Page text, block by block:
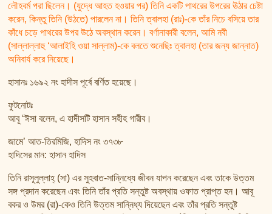
লৌহবর্ম পরা ছিলেন। (যুদ্ধে আহত হওয়ার পর) তিনি একটি পাথরের উপরের ঊঠার চেষ্টা
করেন, কিন্তু তিনি (উঠতে) পারলেন না। তিনি ত্বালহা (রাঃ)-কে তাঁর নিচে বসিয়ে তার
কাঁধে চড়ে পাথরের উপর উঠে অবস্থান করেন। বর্ণানাকারী বলেন, আমি নবী
(সাল্লাল্লাহু ‘আলাইহি ওয়া সাল্লাম)-কে বলতে শুনেছিঃ ত্বালহা (তার জন্য জান্নাত)
অনিবার্য করে নিয়েছে।
হাসানঃ ১৬৯২ নং হাদীস পূর্বে বর্ণিত হয়েছে।
ফুটনোটঃ
আবূ ‘ঈসা বলেন, এ হাদীসটি হাসান সহীহ গারীব।
জামে’ আত-তিরমিজি, হাদিস নং ৩৭৩৮
হাদিসের মান: হাসান হাদিস
তিনি রাসূলুল্লাহ্ (সা) এর সুহবাত-সান্নিধ্যে জীবন যাপন করেছেন এবং তাকে উত্তম
সঙ্গ প্রদান করেছেন এবং তিনি তাঁর প্রতি সন্তুষ্ট অবস্থায় ওফাত প্রাপ্ত হন। আবূ
বকর ও উমর (রা)-কেও তিনি উত্তম সান্নিধ্য দিয়েছেন এবং তাঁর প্রতি সন্তুষ্ট